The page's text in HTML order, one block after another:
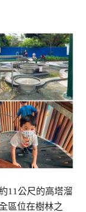
11公尺的高塔溜
區位在樹林之